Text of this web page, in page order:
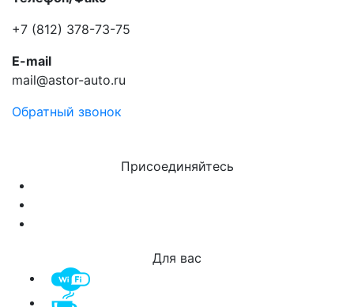
+7 (812) 378-73-75
E-mail
mail@astor-auto.ru
Обратный звонок
Присоединяйтесь
Для вас